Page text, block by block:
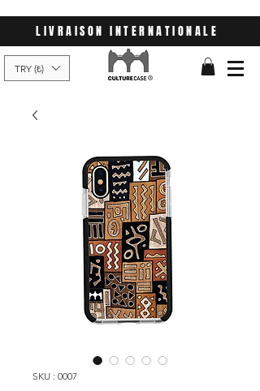
LIVRAISON INTERNATIONALE
TRY (₺)
SKU : 0007